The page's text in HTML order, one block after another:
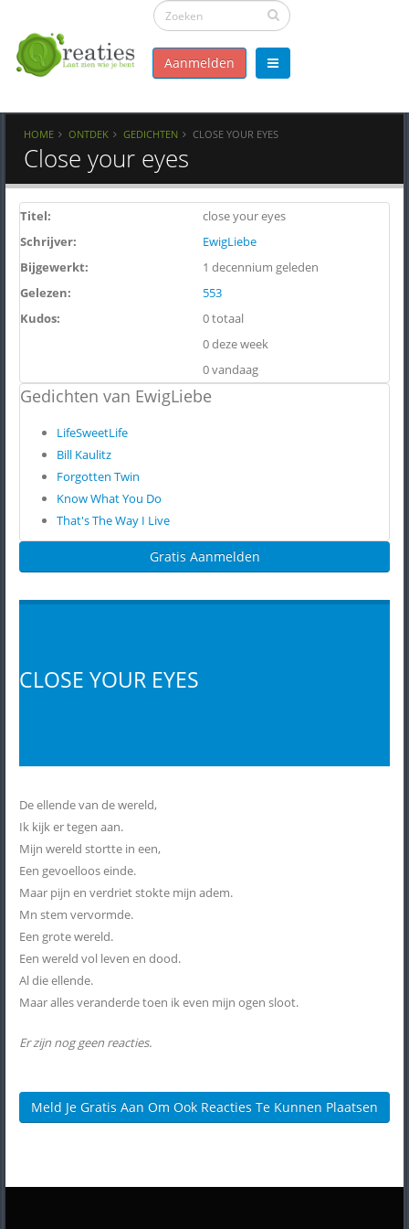
Aanmelden
HOME ONTDEK GEDICHTEN CLOSE YOUR EYES
Close your eyes
Titel:
close your eyes
Schrijver:
EwigLiebe
Bijgewerkt:
1 decennium geleden
Gelezen:
553
Kudos:
0 totaal
0 deze week
0 vandaag
Gedichten van EwigLiebe
LifeSweetLife
Bill Kaulitz
Forgotten Twin
Know What You Do
That's The Way I Live
Gratis Aanmelden
CLOSE YOUR EYES
De ellende van de wereld,
Ik kijk er tegen aan.
Mijn wereld stortte in een,
Een gevoelloos einde.
Maar pijn en verdriet stokte mijn adem.
Mn stem vervormde.
Een grote wereld.
Een wereld vol leven en dood.
Al die ellende.
Maar alles veranderde toen ik even mijn ogen sloot.
Er zijn nog geen reacties.
Meld Je Gratis Aan Om Ook Reacties Te Kunnen Plaatsen